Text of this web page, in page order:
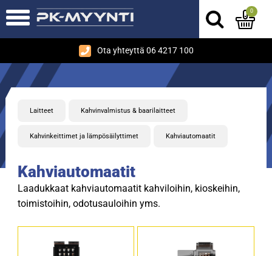
Ota yhteyttä 06 4217 100
0
Laitteet Kahvinvalmistus & baarilaitteet
Kahvinkeittimet ja lämpösäilyttimet Kahviautomaatit
Kahviautomaatit
Laadukkaat kahviautomaatit kahviloihin, kioskeihin,
toimistoihin, odotusauloihin yms.